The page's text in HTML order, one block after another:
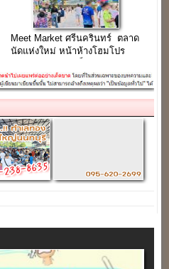
Meet Market ศรีนครินทร์ ตลาด
นัดแห่งใหม่ หน้าห้างโฮมโปร
นี้)